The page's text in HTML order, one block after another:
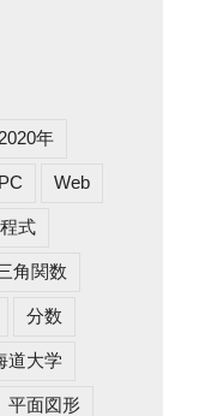
2020年
PC Web
式
角関数
分数
道大学
平面図形